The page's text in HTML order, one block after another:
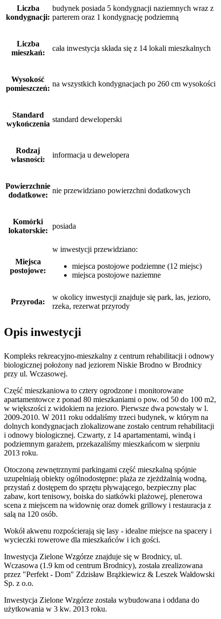
Liczba
kondygnacji:
budynek posiada 5 kondygnacji naziemnych wraz z
parterem oraz 1 kondygnację podziemną
Liczba
mieszkań:
cała inwestycja składa się z 14 lokali mieszkalnych
Wysokość
pomieszczeń:
na wszystkich kondygnacjach po 260 cm wysokości
Standard
wykończenia
standard deweloperski
Rodzaj
własności:
informacja u dewelopera
Powierzchnie
dodatkowe:
nie przewidziano powierzchni dodatkowych
Komórki
lokatorskie:
posiada
Miejsca
postojowe:
w inwestycji przewidziano:
miejsca postojowe podziemne (12 miejsc)
miejsca postojowe naziemne
Przyroda:
w okolicy inwestycji znajduje się park, las, jezioro,
rzeka, rezerwat przyrody
Opis inwestycji
Kompleks rekreacyjno-mieszkalny z centrum rehabilitacji i odnowy
biologicznej położony nad jeziorem Niskie Brodno w Brodnicy
przy ul. Wczasowej.
Część mieszkaniowa to cztery ogrodzone i monitorowane
apartamentowce z ponad 80 mieszkaniami o pow. od 50 do 100 m2,
w większości z widokiem na jezioro. Pierwsze dwa powstały w l.
2009-2010. W 2011 roku oddaliśmy trzeci budynek, w którym na
dolnych kondygnacjach zlokalizowane zostało centrum rehabilitacji
i odnowy biologicznej. Czwarty, z 14 apartamentami, windą i
podziemnym garażem, przekazaliśmy mieszkańcom w sierpniu
2013 roku.
Otoczoną zewnętrznymi parkingami część mieszkalną spójnie
uzupełniają obiekty ogólnodostępne: plaża ze zjeżdżalnią wodną,
przystań z dostępem do sprzętu pływającego, bezpieczny plac
zabaw, kort tenisowy, boiska do siatkówki plażowej, plenerowa
scena z miejscem na widownię oraz domek grillowy i restauracja z
salą na 120 osób.
Wokół akwenu rozpościerają się lasy - idealne miejsce na spacery i
wycieczki rowerowe dla mieszkańców i ich gości.
Inwestycja Zielone Wzgórze znajduje się w Brodnicy, ul.
Wczasowa (1.9 km od centrum Brodnicy), została zrealizowana
przez "Perfekt - Dom" Zdzisław Brążkiewicz & Leszek Wałdowski
Sp. z o.o.
Inwestycja Zielone Wzgórze została wybudowana i oddana do
użytkowania w 3 kw. 2013 roku.